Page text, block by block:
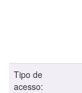
Tipo de
acesso: